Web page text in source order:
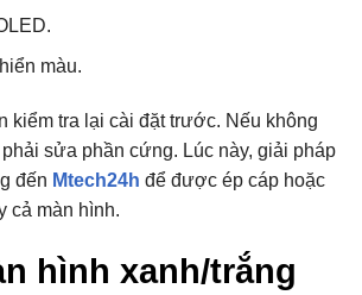
màu.
tra lại cài đặt trước. Nếu không
sửa phần cứng. Lúc này, giải pháp
đến Mtech24h để được ép cáp hoặc
cả màn hình.
hình xanh/trắng